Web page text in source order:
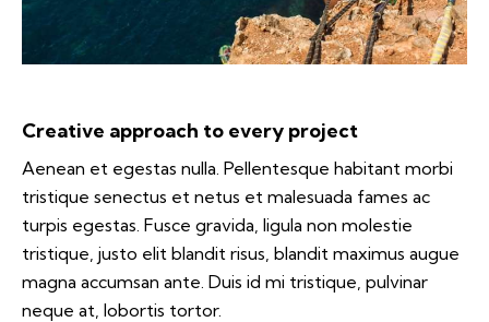
Creative approach to every project
Aenean et egestas nulla. Pellentesque habitant morbi
tristique senectus et netus et malesuada fames ac
turpis egestas. Fusce gravida, ligula non molestie
tristique, justo elit blandit risus, blandit maximus augue
magna accumsan ante. Duis id mi tristique, pulvinar
neque at, lobortis tortor.